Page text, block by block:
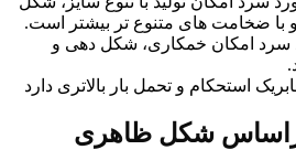
با ضخامت های متنوع تر بیشتر است.
سرد امکان خمکاری، شکل دهی و
استحکام و تحمل بار بالاتری دارد
براساس شکل ظاهری